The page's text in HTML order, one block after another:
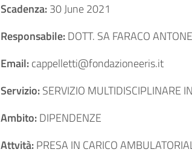
Scadenza:30 June 2021
Responsabile:DOTT. SA FARACO
Email:cappelletti@fondazioneeris.it
Servizio:SERVIZIO MULTIDISCIPLINARE
Ambito:DIPENDENZE
Attvità:PRESA IN CARICO